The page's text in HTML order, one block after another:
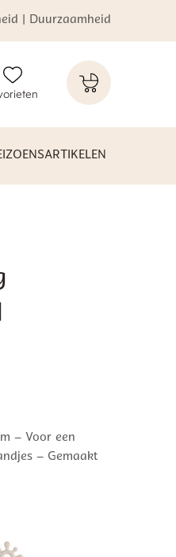
| Duurzaamheid
– Voor een
– Gemaakt